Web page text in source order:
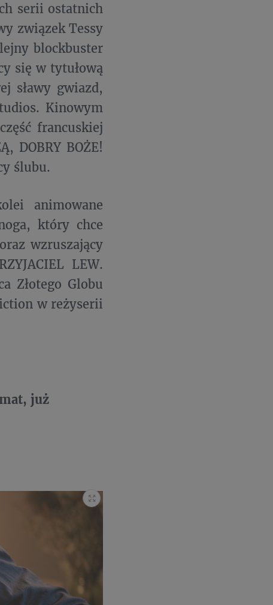
serii ostatnich
związek Tessy
blockbuster
się w tytułową
sławy gwiazd,
Kinowym
francuskiej
DOBRY BOŻE!
ślubu.
animowane
który chce
wzruszający
LEW.
Złotego Globu
w reżyserii
już